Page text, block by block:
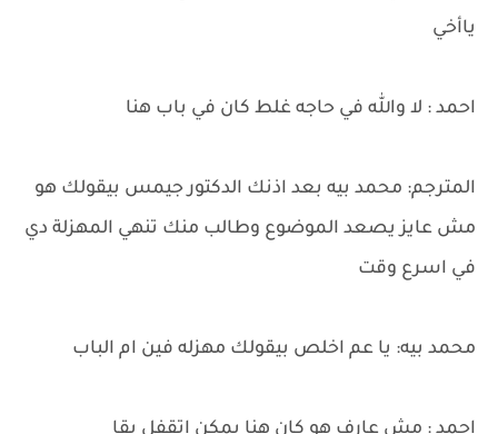
ياأخي
احمد : لا والله في حاجه غلط كان في باب هنا
المترجم: محمد بيه بعد اذنك الدكتور جيمس بيقولك هو
مش عايز يصعد الموضوع وطالب منك تنهي المهزلة دي
في اسرع وقت
محمد بيه: يا عم اخلص بيقولك مهزله فين ام الباب
احمد : مش عارف هو كان هنا يمكن اتقفل بقا